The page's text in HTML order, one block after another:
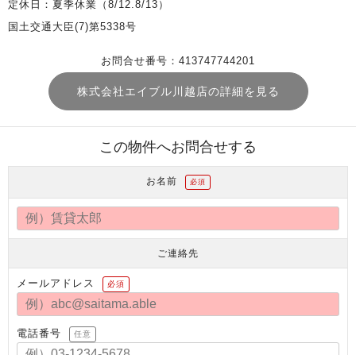
定休日：夏季休業（8/12.8/13）
国土交通大臣(7)第5338号
お問合せ番号：413747744201
株式会社エイブル川越店の詳細を見る
この物件へお問合せする
お名前 必須
ご連絡先
メールアドレス 必須
電話番号 任意